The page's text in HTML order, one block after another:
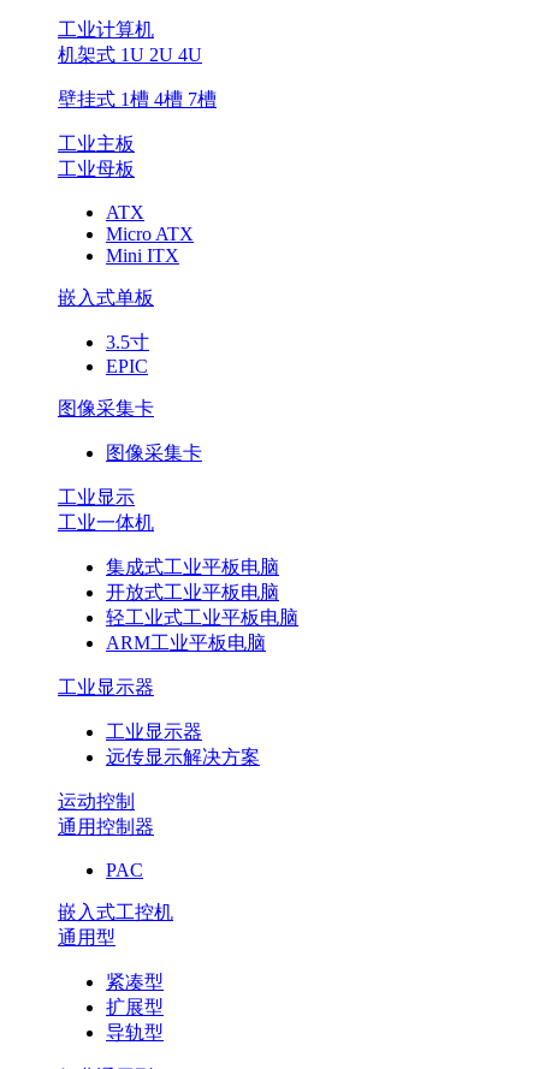
工业计算机
机架式 1U 2U 4U
壁挂式 1槽 4槽 7槽
工业主板
工业母板
ATX
Micro ATX
Mini ITX
嵌入式单板
3.5寸
EPIC
图像采集卡
图像采集卡
工业显示
工业一体机
集成式工业平板电脑
开放式工业平板电脑
轻工业式工业平板电脑
ARM工业平板电脑
工业显示器
工业显示器
远传显示解决方案
运动控制
通用控制器
PAC
嵌入式工控机
通用型
紧凑型
扩展型
导轨型